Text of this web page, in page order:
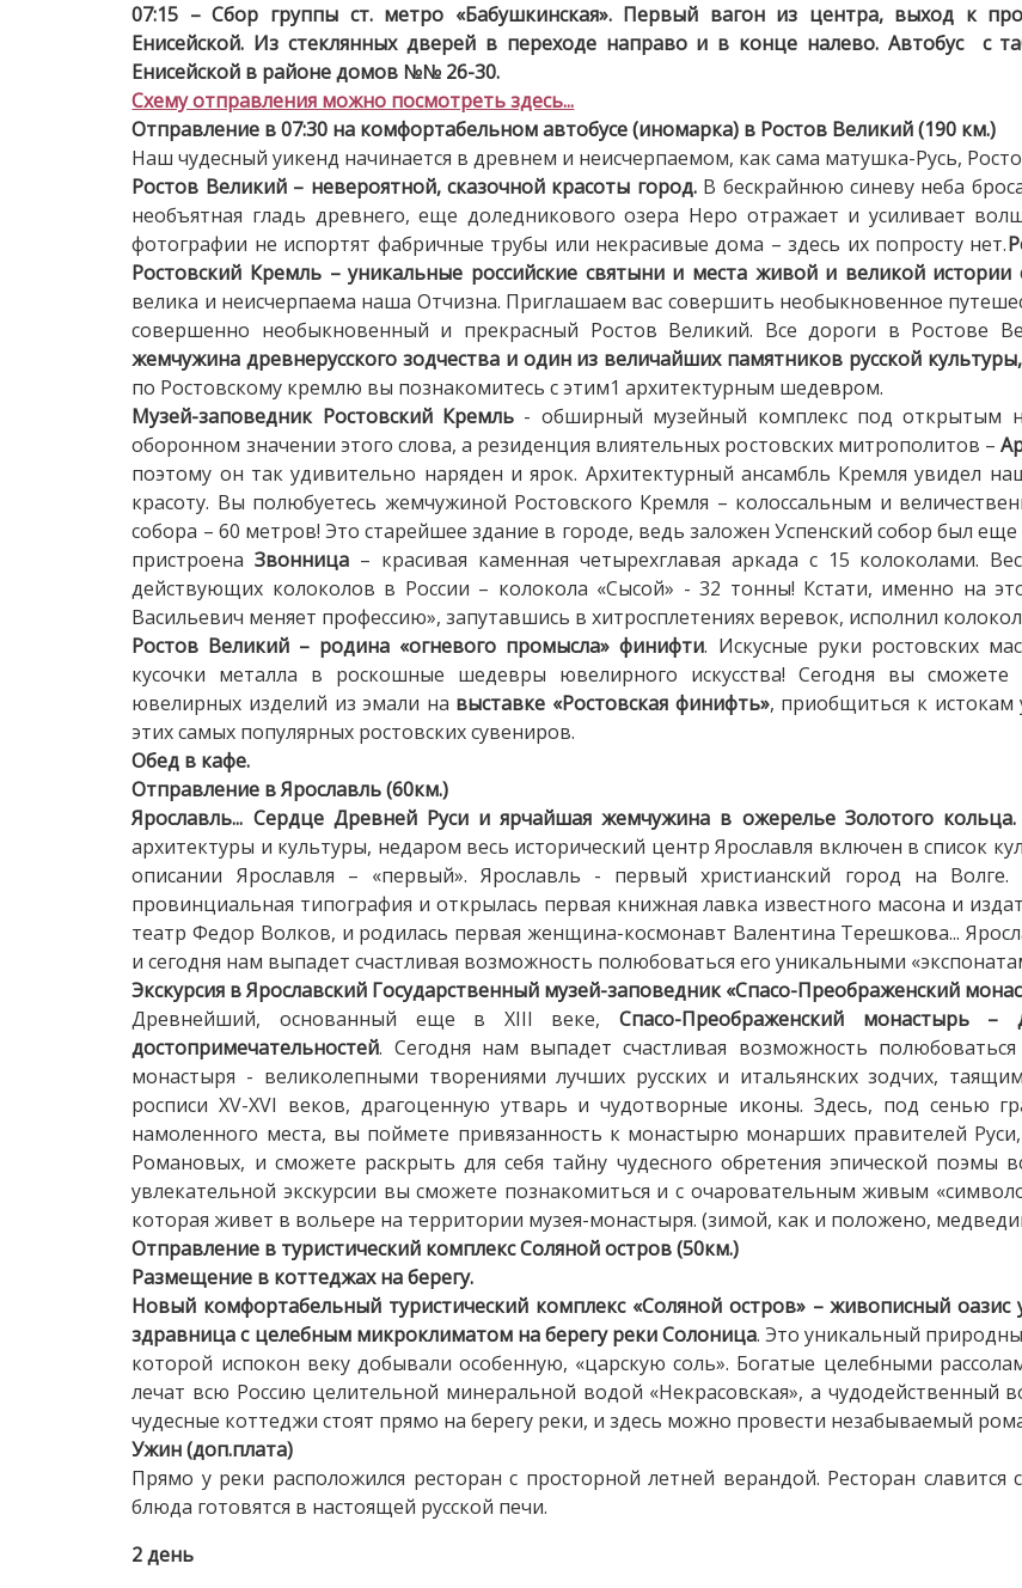
07:15 – Сбор группы ст. метро «Бабушкинская». Первый вагон из центра, выход к
Енисейской. Из стеклянных дверей в переходе направо и в конце налево. Автобус с
Енисейской в районе домов №№ 26-30.
Схему отправления можно посмотреть здесь...
Отправление в 07:30 на комфортабельном автобусе (иномарка) в Ростов Великий (190 км.)
Наш чудесный уикенд начинается в древнем и неисчерпаемом, как сама матушка-Русь,
Ростов Великий – невероятной, сказочной красоты город.В бескрайнюю синеву неба
необъятная гладь древнего, еще доледникового озера Неро отражает и усиливает
фотографии не испортят фабричные трубы или некрасивые дома – здесь их попросту нет.
Ростовский Кремль – уникальные российские святыни и места живой и великой
велика и неисчерпаема наша Отчизна. Приглашаем вас совершить необыкновенное
совершенно необыкновенный и прекрасный Ростов Великий. Все дороги в Ростове
жемчужина древнерусского зодчества и один из величайших памятников русской
по Ростовскому кремлю вы познакомитесь с этим1 архитектурным шедевром.
Музей-заповедник Ростовский Кремль - обширный музейный комплекс под открытым
оборонном значении этого слова, а резиденция влиятельных ростовских митрополитов –
поэтому он так удивительно наряден и ярок. Архитектурный ансамбль Кремля увидел
красоту. Вы полюбуетесь жемчужиной Ростовского Кремля – колоссальным и
собора – 60 метров! Это старейшее здание в городе, ведь заложен Успенский собор был еще
пристроенаЗвонница – красивая каменная четырехглавая аркада с 15 колоколами.
действующих колоколов в России – колокола «Сысой» - 32 тонны! Кстати, именно на
Васильевич меняет профессию», запутавшись в хитросплетениях веревок, исполнил
Ростов Великий – родина «огневого промысла» финифти. Искусные руки ростовских
кусочки металла в роскошные шедевры ювелирного искусства! Сегодня вы сможете
ювелирных изделий из эмали на выставке «Ростовская финифть», приобщиться к истокам
этих самых популярных ростовских сувениров.
Обед в кафе.
Отправление в Ярославль (60км.)
Ярославль... Сердце Древней Руси и ярчайшая жемчужина в ожерелье Золотого
архитектуры и культуры, недаром весь исторический центр Ярославля включен в список
описании Ярославля – «первый». Ярославль - первый христианский город на
провинциальная типография и открылась первая книжная лавка известного масона и
театр Федор Волков, и родилась первая женщина-космонавт Валентина Терешкова...
и сегодня нам выпадет счастливая возможность полюбоваться его уникальными
Экскурсия в Ярославский Государственный музей-заповедник «Спасо-Преображенский
Древнейший, основанный еще в XIII веке, Спасо-Преображенский монастырь –
достопримечательностей. Сегодня нам выпадет счастливая возможность
монастыря - великолепными творениями лучших русских и итальянских зодчих,
росписи XV-XVI веков, драгоценную утварь и чудотворные иконы. Здесь, под сенью
намоленного места, вы поймете привязанность к монастырю монарших правителей
Романовых, и сможете раскрыть для себя тайну чудесного обретения эпической поэмы
увлекательной экскурсии вы сможете познакомиться и с очаровательным живым
которая живет в вольере на территории музея-монастыря. (зимой, как и положено,
Отправление в туристический комплекс Соляной остров (50км.)
Размещение в коттеджах на берегу.
Новый комфортабельный туристический комплекс «Соляной остров» – живописный
здравница с целебным микроклиматом на берегу реки Солоница. Это уникальный
которой испокон веку добывали особенную, «царскую соль». Богатые целебными
лечат всю Россию целительной минеральной водой «Некрасовская», а чудодейственный
чудесные коттеджи стоят прямо на берегу реки, и здесь можно провести незабываемый
Ужин (доп.плата)
Прямо у реки расположился ресторан с просторной летней верандой. Ресторан славится
блюда готовятся в настоящей русской печи.
2 день